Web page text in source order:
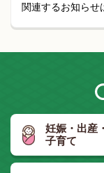
関連するお知らせ
妊娠・出産・
子育て